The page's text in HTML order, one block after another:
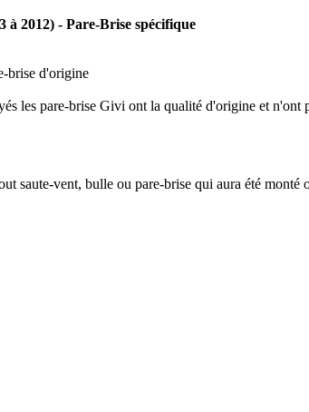
2012) - Pare-Brise spécifique
brise d'origine
les pare-brise Givi ont la qualité d'origine et n'ont
saute-vent, bulle ou pare-brise qui aura été